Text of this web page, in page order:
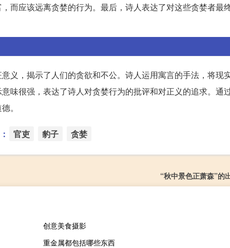
而应该远离贪婪的行为。最后，诗人表达了对这些贪婪者最
义，揭示了人们的贪欲和不公。诗人运用寓言的手法，将现
味很强，表达了诗人对贪婪行为的批评和对正义的追求。通
。
官吏 豹子 贪婪
“秋中景色正萧森”的
创意美食摄影
重金属都包括哪些东西